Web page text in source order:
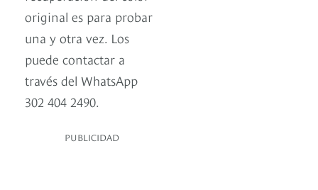
original es para probar
una y otra vez. Los
puede contactar a
través del WhatsApp
302 404 2490.
PUBLICIDAD